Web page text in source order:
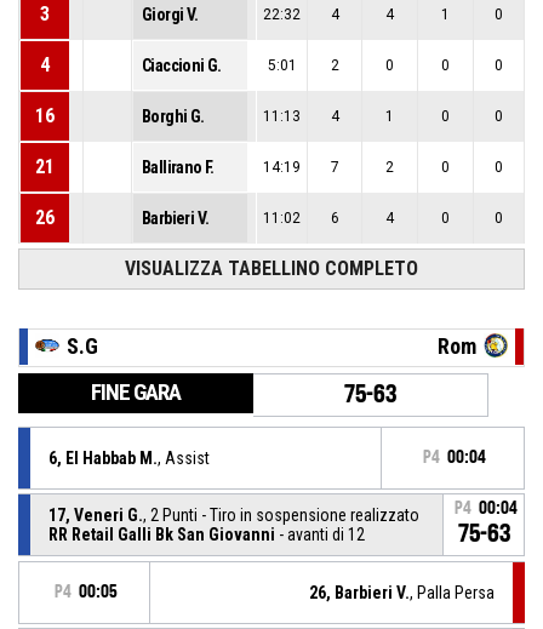
3 Giorgi V. 22:32 4 4 1 0
4 Ciaccioni G. 5:01 2 0 0 0
16 Borghi G. 11:13 4 1 0 0
21 Ballirano F. 14:19 7 2 0 0
26 Barbieri V. 11:02 6 4 0 0
VISUALIZZA TABELLINO COMPLETO
S.G Rom
FINE GARA 75-63
6, El Habbab M., Assist P4 00:04
17, Veneri G., 2 Punti - Tiro in sospensione realizzato
RR Retail Galli Bk San Giovanni - avanti di 12
P4 00:04
75-63
P4 00:05 26, Barbieri V., Palla Persa